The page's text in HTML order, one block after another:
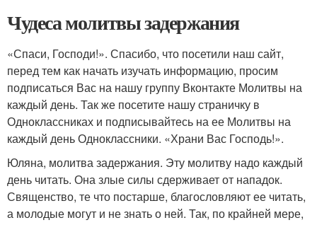
Чудеса молитвы задержания
«Спаси, Господи!». Спасибо, что посетили наш сайт,
перед тем как начать изучать информацию, просим
подписаться Вас на нашу группу Вконтакте Молитвы на
каждый день. Так же посетите нашу страничку в
Одноклассниках и подписывайтесь на ее Молитвы на
каждый день Одноклассники. «Храни Вас Господь!».
Юляна, молитва задержания. Эту молитву надо каждый
день читать. Она злые силы сдерживает от нападок.
Священство, те что постарше, благословляют ее читать,
а молодые могут и не знать о ней. Так, по крайней мере,